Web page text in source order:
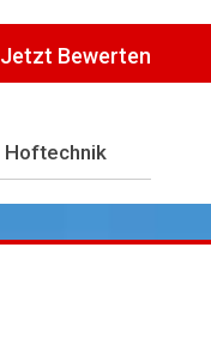
Jetzt Bewerten
Hoftechnik